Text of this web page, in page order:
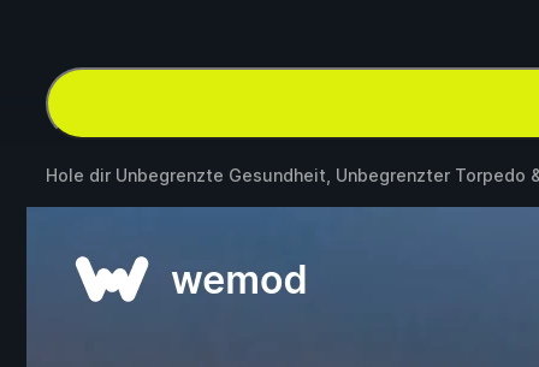
Hole dir Unbegrenzte Gesundheit, Unbegrenzter Torpedo